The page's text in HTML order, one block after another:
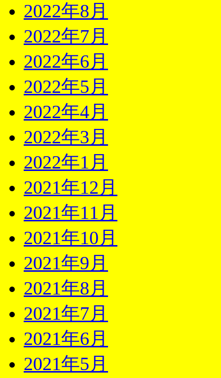
2022年8月
2022年7月
2022年6月
2022年5月
2022年4月
2022年3月
2022年1月
2021年12月
2021年11月
2021年10月
2021年9月
2021年8月
2021年7月
2021年6月
2021年5月